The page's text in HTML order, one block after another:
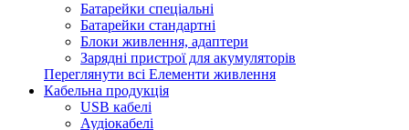
Батарейки спеціальні
Батарейки стандартні
Блоки живлення, адаптери
Зарядні пристрої для акумуляторів
Переглянути всі Елементи живлення
Кабельна продукція
USB кабелі
Аудіокабелі